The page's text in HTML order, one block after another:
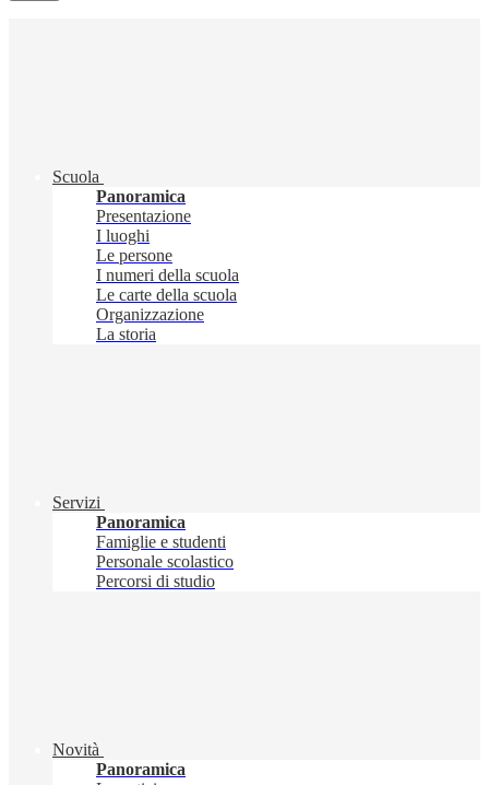
Scuola
Panoramica
Presentazione
I luoghi
Le persone
I numeri della scuola
Le carte della scuola
Organizzazione
La storia
Servizi
Panoramica
Famiglie e studenti
Personale scolastico
Percorsi di studio
Novità
Panoramica